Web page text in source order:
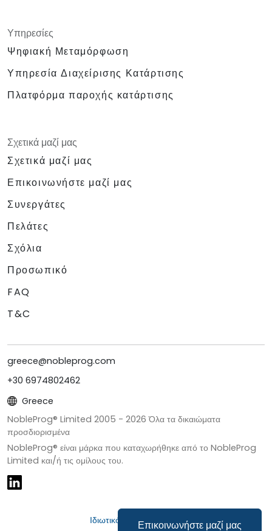
Επικοινωνήστε μαζί μας
Υπηρεσίες
Ψηφιακή Μεταμόρφωση
Υπηρεσία Διαχείρισης Κατάρτισης
Πλατφόρμα παροχής κατάρτισης
Σχετικά μαζί μας
Σχετικά μαζί μας
Επικοινωνήστε μαζί μας
Συνεργάτες
Πελάτες
Σχόλια
Προσωπικό
FAQ
T&C
greece@nobleprog.com
+30 6974802462
Greece
NobleProg® Limited 2005 - 2026 Όλα τα δικαιώματα
προσδιορισμένα
NobleProg® είναι μάρκα που καταχωρήθηκε από το NobleProg
Limited και/ή τις ομίλους του.
Ιδιωτικότητα & Cookies